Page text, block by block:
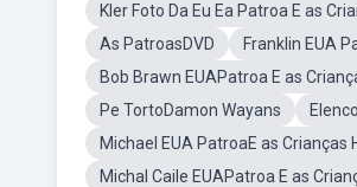
Kler Foto Da Eu Ea Patroa E as
As PatroasDVD
Franklin EUA
Bob Brawn EUAPatroa E as
Pe TortoDamon Wayans
Michael EUA PatroaE as Crianças
Michal Caile EUAPatroa E as